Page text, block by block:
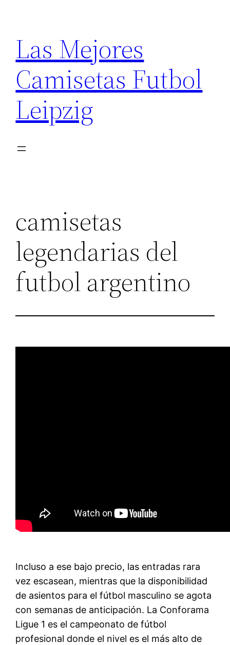
contenido
Las Mejores
Camisetas Futbol
Leipzig
camisetas
legendarias del
futbol argentino
Incluso a ese bajo precio, las entradas rara
vez escasean, mientras que la disponibilidad
de asientos para el fútbol masculino se agota
con semanas de anticipación. La Conforama
Ligue 1 es el campeonato de fútbol
profesional donde el nivel es el más alto de